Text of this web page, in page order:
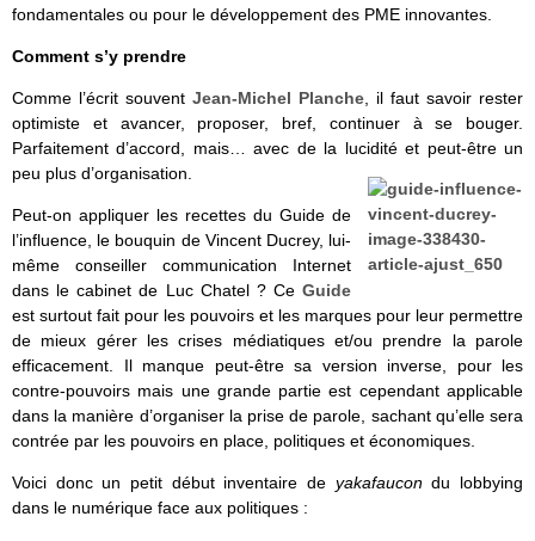
fondamentales ou pour le développement des PME innovantes.
Comment s’y prendre
Comme l’écrit souvent Jean-Michel Planche , il faut savoir rester
optimiste et avancer, proposer, bref, continuer à se bouger.
Parfaitement d’accord, mais… avec de la lucidité et peut-être un
peu plus d’organisation.
Peut-on appliquer les recettes du Guide de
l’influence, le bouquin de Vincent Ducrey, lui-
même conseiller communication Internet
dans le cabinet de Luc Chatel ? Ce Guide
est surtout fait pour les pouvoirs et les marques pour leur permettre
de mieux gérer les crises médiatiques et/ou prendre la parole
efficacement. Il manque peut-être sa version inverse, pour les
contre-pouvoirs mais une grande partie est cependant applicable
dans la manière d’organiser la prise de parole, sachant qu’elle sera
contrée par les pouvoirs en place, politiques et économiques.
Voici donc un petit début inventaire de yakafaucondu lobbying
dans le numérique face aux politiques :